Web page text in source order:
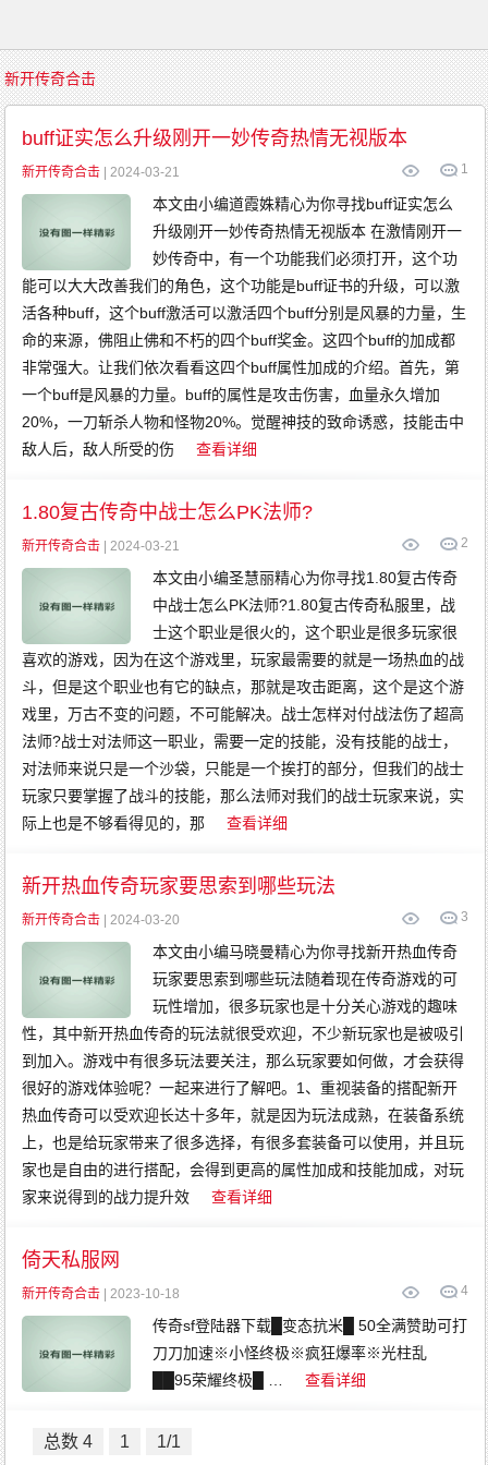
首
页
传
奇
游
戏
复
古
传
奇
新
开
传
奇
传
奇
发
布
精
品
传
奇
英
雄
传
奇
金
币
传
奇
中
变
传
奇
变
态
传
奇
网
通
传
奇
新开传奇合击
buff证实怎么升级刚开一妙传奇热情无视版本
1
新开传奇合击 | 2024-03-21
本文由小编道霞姝精心为你寻找buff证实怎么
升级刚开一妙传奇热情无视版本 在激情刚开一
妙传奇中，有一个功能我们必须打开，这个功
能可以大大改善我们的角色，这个功能是buff证书的升级，可以激
活各种buff，这个buff激活可以激活四个buff分别是风暴的力量，生
命的来源，佛阻止佛和不朽的四个buff奖金。这四个buff的加成都
非常强大。让我们依次看看这四个buff属性加成的介绍。首先，第
一个buff是风暴的力量。buff的属性是攻击伤害，血量永久增加
20%，一刀斩杀人物和怪物20%。觉醒神技的致命诱惑，技能击中
敌人后，敌人所受的伤
查看详细
1.80复古传奇中战士怎么PK法师?
2
新开传奇合击 | 2024-03-21
本文由小编圣慧丽精心为你寻找1.80复古传奇
中战士怎么PK法师?1.80复古传奇私服里，战
士这个职业是很火的，这个职业是很多玩家很
喜欢的游戏，因为在这个游戏里，玩家最需要的就是一场热血的战
斗，但是这个职业也有它的缺点，那就是攻击距离，这个是这个游
戏里，万古不变的问题，不可能解决。战士怎样对付战法伤了超高
法师?战士对法师这一职业，需要一定的技能，没有技能的战士，
对法师来说只是一个沙袋，只能是一个挨打的部分，但我们的战士
玩家只要掌握了战斗的技能，那么法师对我们的战士玩家来说，实
际上也是不够看得见的，那
查看详细
新开热血传奇玩家要思索到哪些玩法
3
新开传奇合击 | 2024-03-20
本文由小编马晓曼精心为你寻找新开热血传奇
玩家要思索到哪些玩法随着现在传奇游戏的可
玩性增加，很多玩家也是十分关心游戏的趣味
性，其中新开热血传奇的玩法就很受欢迎，不少新玩家也是被吸引
到加入。游戏中有很多玩法要关注，那么玩家要如何做，才会获得
很好的游戏体验呢？一起来进行了解吧。1、重视装备的搭配新开
热血传奇可以受欢迎长达十多年，就是因为玩法成熟，在装备系统
上，也是给玩家带来了很多选择，有很多套装备可以使用，并且玩
家也是自由的进行搭配，会得到更高的属性加成和技能加成，对玩
家来说得到的战力提升效
查看详细
倚天私服网
4
新开传奇合击 | 2023-10-18
传奇sf登陆器下载█变态抗米█ 50全满赞助可打
刀刀加速※小怪终极※疯狂爆率※光柱乱
██95荣耀终极█ …
查看详细
总数 4 1 1/1